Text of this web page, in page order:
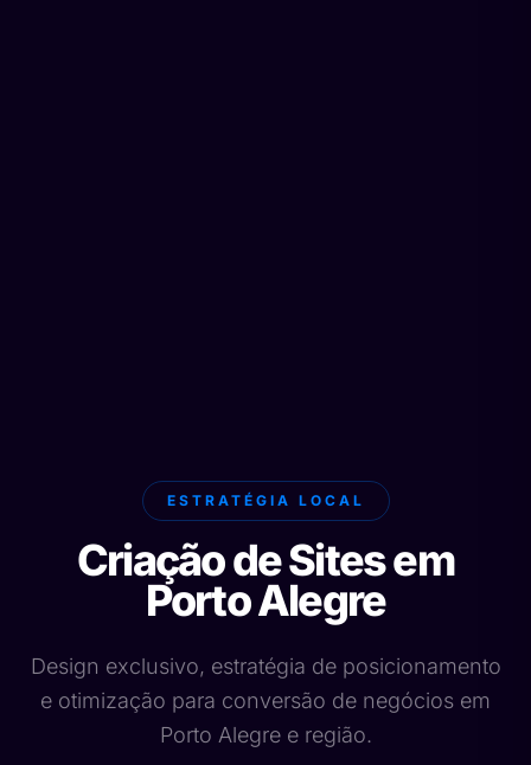
ESTRATÉGIA LOCAL
Criação de Sites em
Porto Alegre
Design exclusivo, estratégia de posicionamento
e otimização para conversão de negócios em
Porto Alegre e região.